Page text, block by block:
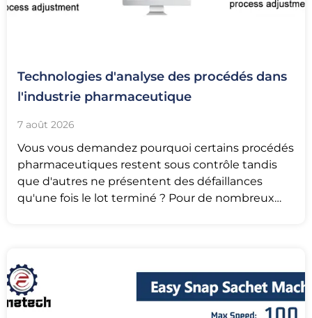
Technologies d'analyse des procédés dans
l'industrie pharmaceutique
7 août 2026
Vous vous demandez pourquoi certains procédés
pharmaceutiques restent sous contrôle tandis
que d'autres ne présentent des défaillances
qu'une fois le lot terminé ? Pour de nombreux